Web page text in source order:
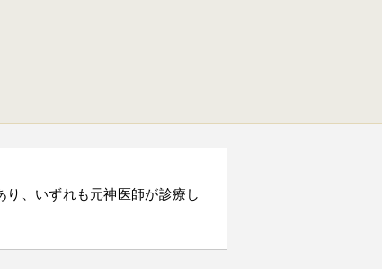
、いずれも元神医師が診療し